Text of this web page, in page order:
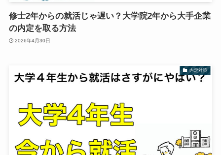
修士2年からの就活じゃ遅い？大学院2年から大手企業
の内定を取る方法
2026年4月30日
内定対策